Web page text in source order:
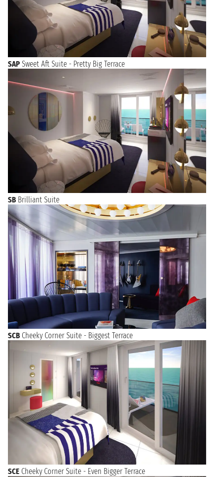
SAP Sweet Aft Suite - Pretty Big Terrace
SB Brilliant Suite
SCB Cheeky Corner Suite - Biggest Terrace
SCE Cheeky Corner Suite - Even Bigger Terrace